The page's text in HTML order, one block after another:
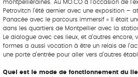
montpelliéraines. Au MO.CO à l’occasion de
Petrovitch l’été dernier avec une exposition –
Panacée avec le parcours immersif « Il était
dans les quartiers de Montpellier avec la
Le dialogue avec ces lieux, et d’autres encore,
formes a aussi vocation à être un relais de
une porte d’entrée pour aller vers d’autres
Quel est le mode de fonctionnement du